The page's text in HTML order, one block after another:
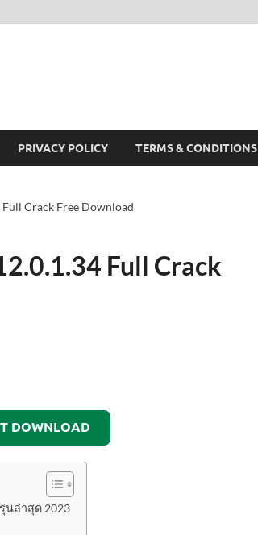
PRIVACY POLICY TERMS & CONDITIONS
Crack Free Download
Full Crack
DOWNLOAD
นล่าสุด 2023